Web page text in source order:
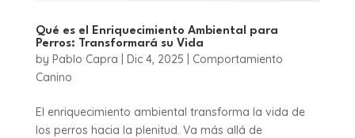
Qué es el Enriquecimiento Ambiental para
Perros: Transformará su Vida
by Pablo Capra Dic 4, 2025
Comportamiento
Canino
El enriquecimiento ambiental transforma la vida de
los perros hacia la plenitud. Va más allá de